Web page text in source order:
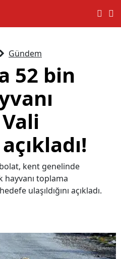
Gündem
52 bin
kent genelinde
toplama
ulaşıldığını açıkladı.